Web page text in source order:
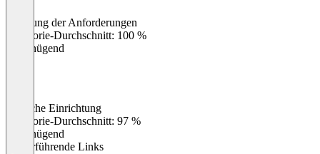
Erfüllung der Anforderungen
Kategorie-Durchschnitt: 100 %
Ungenügend
Einfache Einrichtung
Kategorie-Durchschnitt: 97 %
Ungenügend
Weiterführende Links